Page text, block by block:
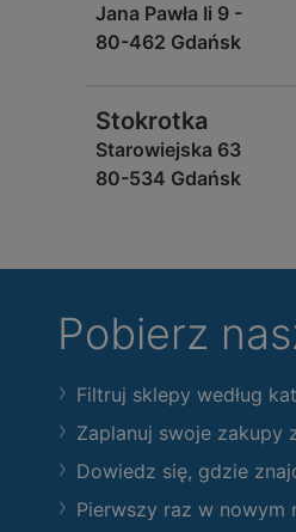
Jana Pawła Ii 9 -
80-462 Gdańsk
Stokrotka
Starowiejska 63
80-534 Gdańsk
Pobierz
Filtruj sklepy według
Zaplanuj swoje zakupy
Dowiedz się, gdzie
Pierwszy raz w nowym